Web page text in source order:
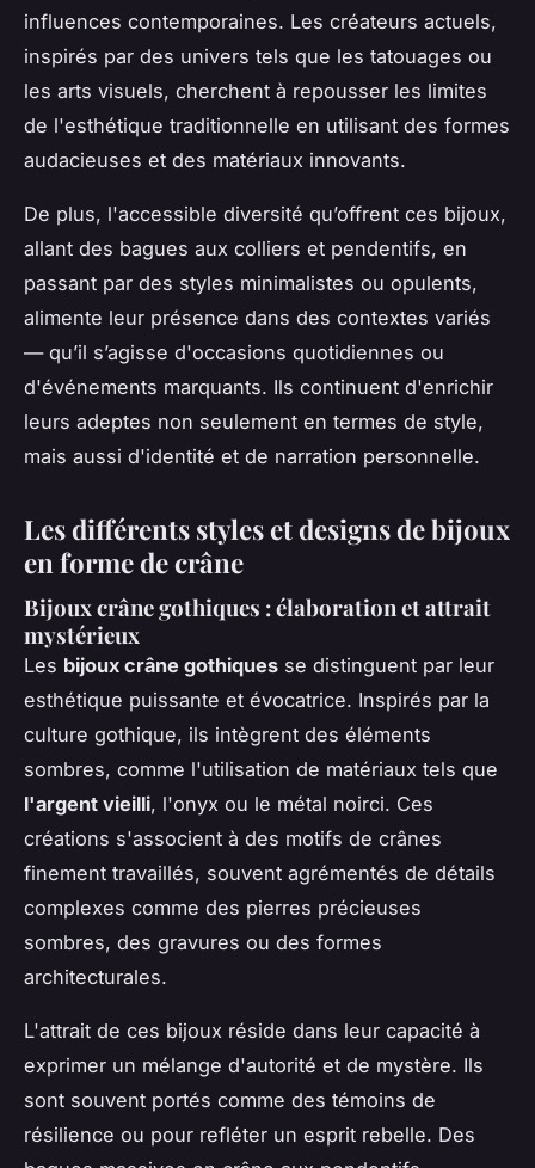
influences contemporaines. Les créateurs actuels,
inspirés par des univers tels que les tatouages ou
les arts visuels, cherchent à repousser les limites
de l'esthétique traditionnelle en utilisant des formes
audacieuses et des matériaux innovants.
De plus, l'accessible diversité qu’offrent ces bijoux,
allant des bagues aux colliers et pendentifs, en
passant par des styles minimalistes ou opulents,
alimente leur présence dans des contextes variés
— qu’il s’agisse d'occasions quotidiennes ou
d'événements marquants. Ils continuent d'enrichir
leurs adeptes non seulement en termes de style,
mais aussi d'identité et de narration personnelle.
Les différents styles et designs de bijoux
en forme de crâne
Bijoux crâne gothiques : élaboration et attrait
mystérieux
Les bijoux crâne gothiques se distinguent par leur
esthétique puissante et évocatrice. Inspirés par la
culture gothique, ils intègrent des éléments
sombres, comme l'utilisation de matériaux tels que
l'argent vieilli, l'onyx ou le métal noirci. Ces
créations s'associent à des motifs de crânes
finement travaillés, souvent agrémentés de détails
complexes comme des pierres précieuses
sombres, des gravures ou des formes
architecturales.
L'attrait de ces bijoux réside dans leur capacité à
exprimer un mélange d'autorité et de mystère. Ils
sont souvent portés comme des témoins de
résilience ou pour refléter un esprit rebelle. Des